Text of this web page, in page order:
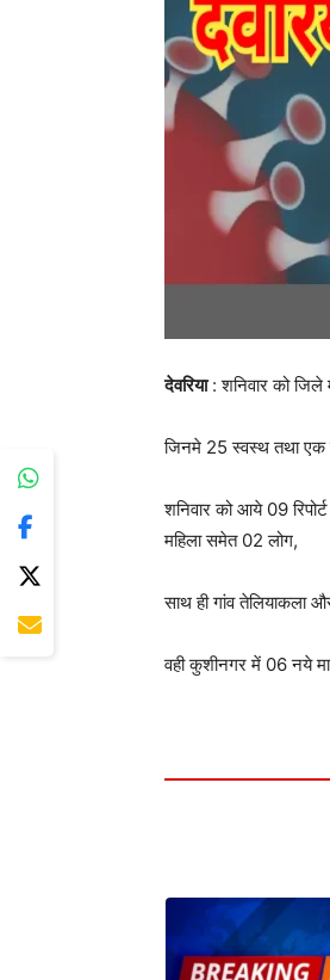
देवरिया: शनिवार को जिले
जिनमे 25 स्वस्थ तथा एक
शनिवार को आये 09
महिला समेत 02 लोग,
साथ ही गांव तेलियाकला
वही कुशीनगर में 06 नये